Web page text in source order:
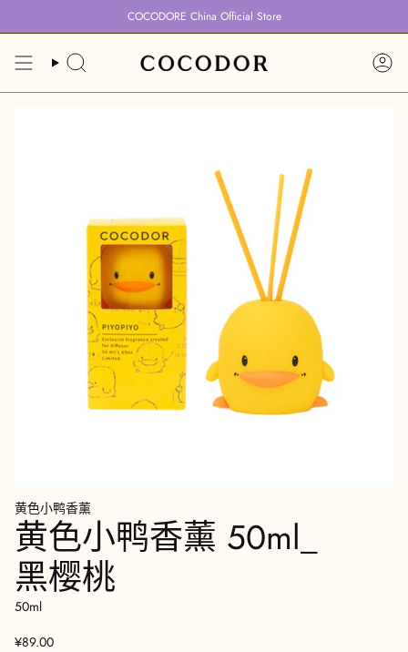
到
COCODORE China Official Store
搜
账
黄色小鸭香薰
黄色小鸭香薰 50ml_
黑樱桃
50ml
¥89.00